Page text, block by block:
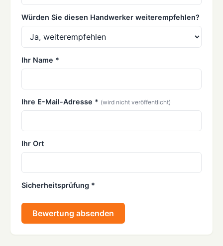
Würden Sie diesen Handwerker weiterempfehlen?
Ihr Name *
Ihre E-Mail-Adresse * (wird nicht veröffentlicht)
Ihr Ort
Sicherheitsprüfung *
Bewertung absenden